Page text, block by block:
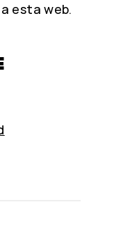
esta web.